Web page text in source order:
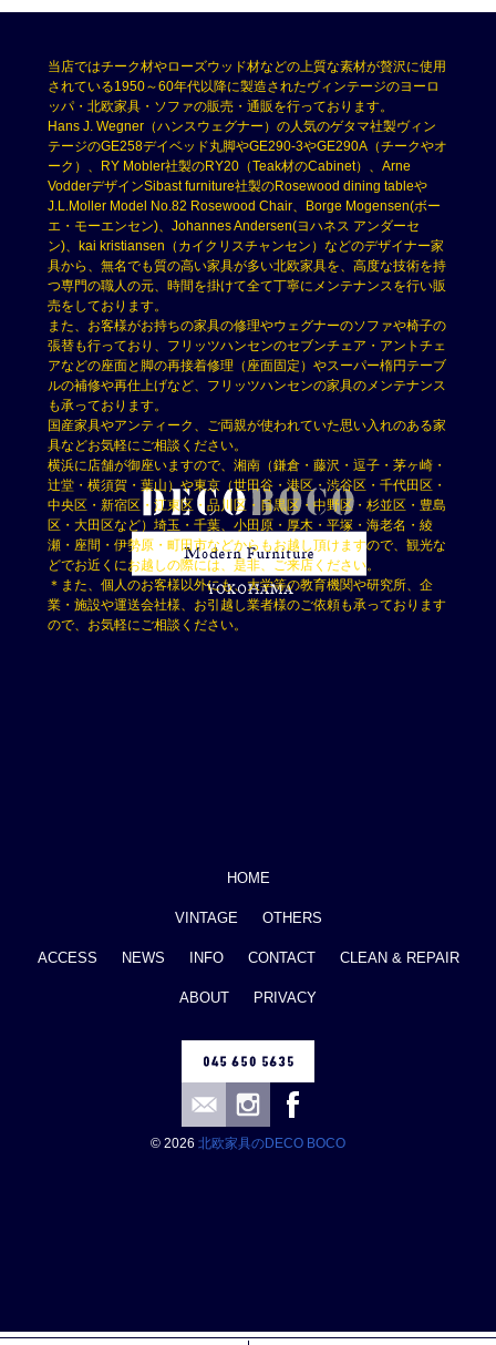
当店ではチーク材やローズウッド材などの上質な素材が贅沢に使用
されている1950～60年代以降に製造されたヴィンテージのヨーロ
ッパ・北欧家具・ソファの販売・通販を行っております。
Hans J. Wegner（ハンスウェグナー）の人気のゲタマ社製ヴィン
テージのGE258デイベッド丸脚やGE290-3やGE290A（チークやオ
ーク）、RY Mobler社製のRY20（Teak材のCabinet）、Arne
VodderデザインSibast furniture社製のRosewood dining tableや
J.L.Moller Model No.82 Rosewood Chair、Borge Mogensen(ボー
エ・モーエンセン)、Johannes Andersen(ヨハネス アンダーセ
ン)、kai kristiansen（カイクリスチャンセン）などのデザイナー家
具から、無名でも質の高い家具が多い北欧家具を、高度な技術を持
つ専門の職人の元、時間を掛けて全て丁寧にメンテナンスを行い販
売をしております。
また、お客様がお持ちの家具の修理やウェグナーのソファや椅子の
張替も行っており、フリッツハンセンのセブンチェア・アントチェ
アなどの座面と脚の再接着修理（座面固定）やスーパー楕円テーブ
ルの補修や再仕上げなど、フリッツハンセンの家具のメンテナンス
も承っております。
国産家具やアンティーク、ご両親が使われていた思い入れのある家
具などお気軽にご相談ください。
横浜に店舗が御座いますので、湘南（鎌倉・藤沢・逗子・茅ヶ崎・
辻堂・横須賀・葉山）や東京（世田谷・港区・渋谷区・千代田区・
中央区・新宿区・江東区・品川区・目黒区・中野区・杉並区・豊島
区・大田区など）埼玉・千葉、小田原・厚木・平塚・海老名・綾
瀬・座間・伊勢原・町田市などからもお越し頂けますので、観光な
どでお近くにお越しの際には、是非、ご来店ください。
＊また、個人のお客様以外にも、大学等の教育機関や研究所、企
業・施設や運送会社様、お引越し業者様のご依頼も承っております
ので、お気軽にご相談ください。
HOME
VINTAGE OTHERS
ACCESS NEWS INFO CONTACT CLEAN & REPAIR
ABOUT PRIVACY
© 2026 北欧家具のDECO BOCO